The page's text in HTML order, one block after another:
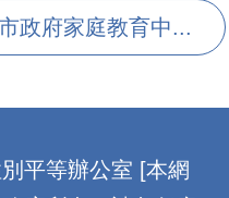
政府家庭教育中...
平等辦公室 [本網